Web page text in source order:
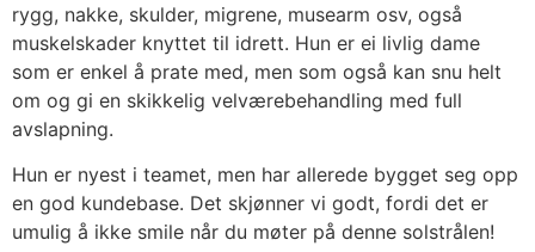
rygg, nakke, skulder, migrene, musearm osv, også
muskelskader knyttet til idrett. Hun er ei livlig dame
som er enkel å prate med, men som også kan snu helt
om og gi en skikkelig velværebehandling med full
avslapning.
Hun er nyest i teamet, men har allerede bygget seg opp
en god kundebase. Det skjønner vi godt, fordi det er
umulig å ikke smile når du møter på denne solstrålen!